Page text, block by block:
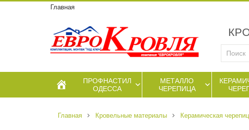
Главная
ПРОФНАСТИЛ
ОДЕССА
МЕТАЛЛО
ЧЕРЕПИЦА
Главная Кровельные материалы Керамическая